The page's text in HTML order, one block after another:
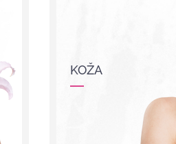
KOŽA